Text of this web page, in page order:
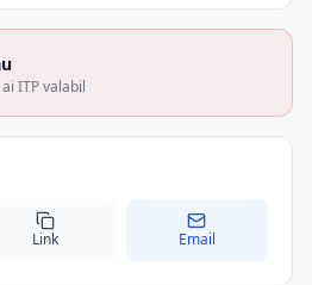
ITP valabil
Link Email